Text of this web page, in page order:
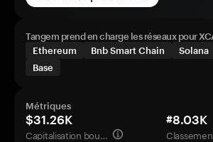
Tangem prend en charge les réseaux pour
Ethereum
Bnb Smart Chain Solana
Base
Métriques
$31.26K
Capitalisation boursière
#8.03K